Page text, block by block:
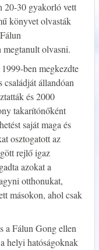
20-30 gyakorló vett
könyvet olvasták
megtanult olvasni.
ben megkezdte
családját állandóan
és 2000
takarítónőként
saját maga és
osztogatott az
rejlő igaz
azokat a
otthonukat,
másokon, ahol csak
a Fálun Gong ellen
helyi hatóságoknak